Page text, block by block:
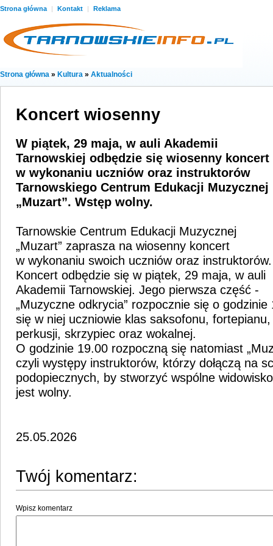
Strona główna | Kontakt | Reklama
Strona główna » Kultura » Aktualności
Koncert wiosenny
W piątek, 29 maja, w auli Akademii
Tarnowskiej odbędzie się wiosenny koncert
w wykonaniu uczniów oraz instruktorów
Tarnowskiego Centrum Edukacji Muzycznej
„Muzart”. Wstęp wolny.
Tarnowskie Centrum Edukacji Muzycznej
„Muzart” zaprasza na wiosenny koncert
w wykonaniu swoich uczniów oraz instruktorów.
Koncert odbędzie się w piątek, 29 maja, w auli
Akademii Tarnowskiej. Jego pierwsza część -
„Muzyczne odkrycia” rozpocznie się o
się w niej uczniowie klas saksofonu,
perkusji, skrzypiec oraz wokalnej.
O godzinie 19.00 rozpoczną się natomiast
czyli występy instruktorów, którzy dołączą na
podopiecznych, by stworzyć wspólne
jest wolny.
25.05.2026
Twój komentarz:
Wpisz komentarz